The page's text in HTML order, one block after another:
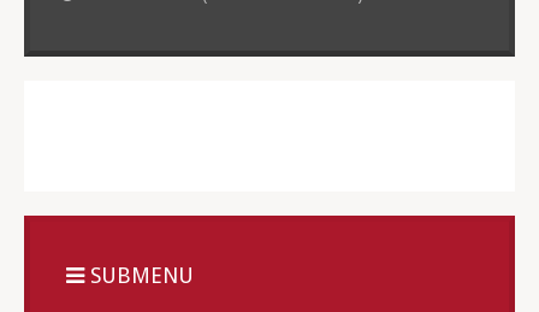
SUBMENU